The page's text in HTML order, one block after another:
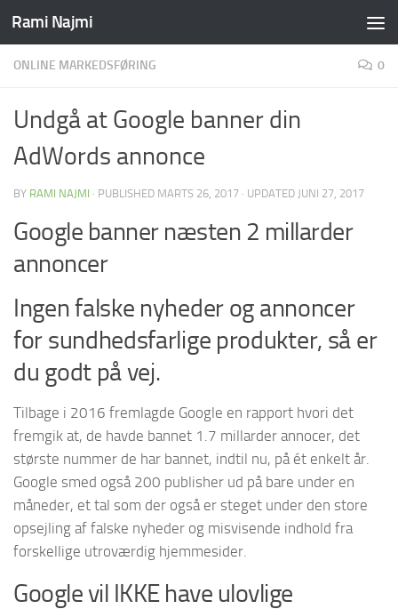
Skip to content
Rami Najmi
ONLINE MARKEDSFØRING 0
Undgå at Google banner din
AdWords annonce
BY RAMI NAJMI · PUBLISHED MARTS 26, 2017 · UPDATED JUNI 27, 2017
Google banner næsten 2 millarder
annoncer
Ingen falske nyheder og annoncer
for sundhedsfarlige produkter, så er
du godt på vej.
Tilbage i 2016 fremlagde Google en rapport hvori det
fremgik at, de havde bannet 1.7 millarder annocer, det
største nummer de har bannet, indtil nu, på ét enkelt år.
Google smed også 200 publisher ud på bare under en
måneder, et tal som der også er steget under den store
opsejling af falske nyheder og misvisende indhold fra
forskellige utroværdig hjemmesider.
Google vil IKKE have ulovlige